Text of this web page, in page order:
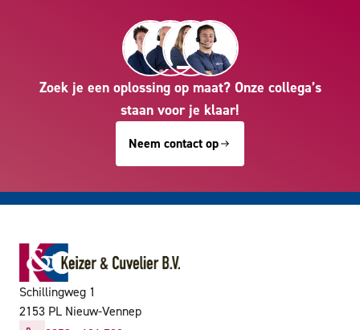
Zoek je een oplossing op maat? Onze collega’s
staan voor je klaar!
Neem contact op
Schillingweg 1
2153 PL Nieuw-Vennep